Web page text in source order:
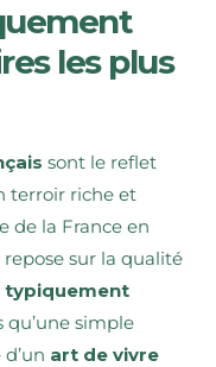
les plus
sont le reflet
terroir riche et
de la France en
sur la qualité
simple
art de vivre